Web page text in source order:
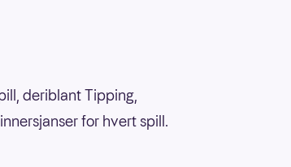
deriblant Tipping,
for hvert spill.